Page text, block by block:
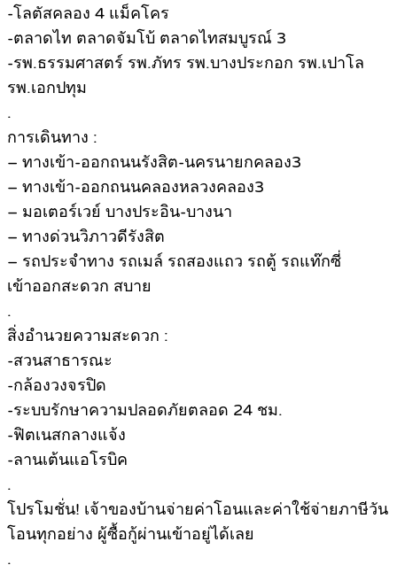
-โลตัสคลอง 4 แม็คโคร
-ตลาดไท ตลาดจัมโบ้ ตลาดไทสมบูรณ์ 3
-รพ.ธรรมศาสตร์ รพ.ภัทร รพ.บางประกอก รพ.เปาโล
รพ.เอกปทุม
.
การเดินทาง :
– ทางเข้า-ออกถนนรังสิต-นครนายกคลอง3
– ทางเข้า-ออกถนนคลองหลวงคลอง3
– มอเตอร์เวย์ บางประอิน-บางนา
– ทางด่วนวิภาวดีรังสิต
– รถประจำทาง รถเมล์ รถสองแถว รถตู้ รถแท๊กซี่
เข้าออกสะดวก สบาย
.
สิ่งอำนวยความสะดวก :
-สวนสาธารณะ
-กล้องวงจรปิด
-ระบบรักษาความปลอดภัยตลอด 24 ชม.
-ฟิตเนสกลางแจ้ง
-ลานเต้นแอโรบิค
.
โปรโมชั่น! เจ้าของบ้านจ่ายค่าโอนและค่าใช้จ่ายภาษีวัน
โอนทุกอย่าง ผู้ซื้อกู้ผ่านเข้าอยู่ได้เลย
.